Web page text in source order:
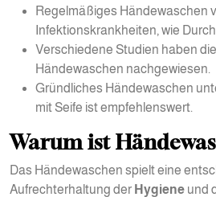
Regelmäßiges Händewaschen
Infektionskrankheiten, wie
Verschiedene Studien haben
Händewaschen nachgewiesen.
Gründliches Händewaschen
mit Seife ist empfehlenswert.
Warum ist
Das Händewaschen spielt eine
Aufrechterhaltung der Hygiene und